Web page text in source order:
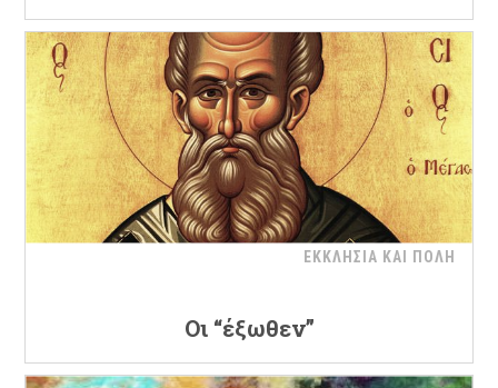
ΕΚΚΛΗΣΙΑ ΚΑΙ ΠΟΛΗ
Οι “έξωθεν”